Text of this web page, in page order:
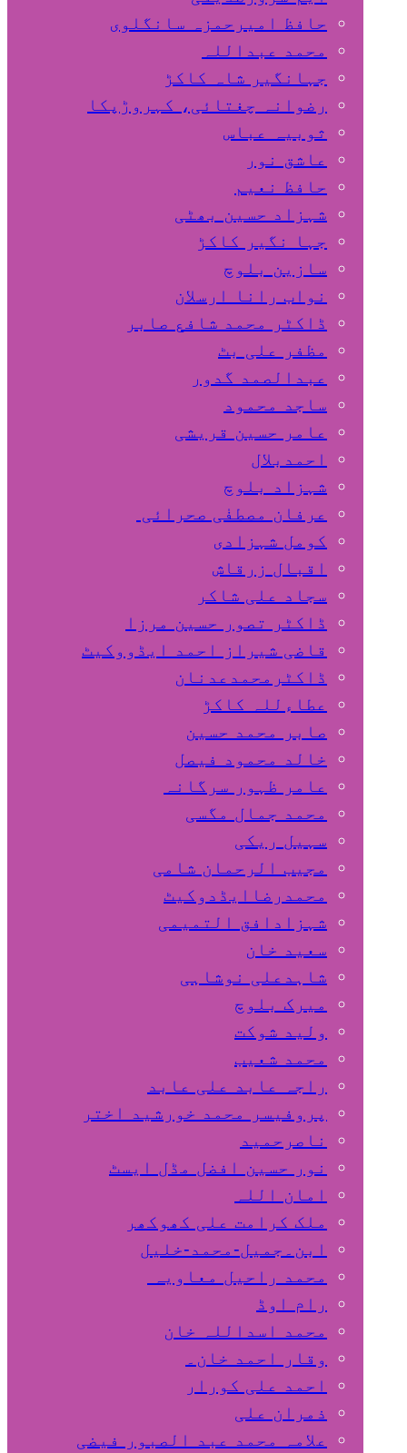
حافظ امیرحمزہ سانگلوی
محمد عبداللہ
جہانگیر شاہ کاکڑ
رضوانہ چغتائی، کہروڑپکا
ثوبیہ عباس
عاشق نور
حافظ نعیم
شہزاد حسین بھٹی
جہا نگیر کاکڑ
سازین بلوچ
نواب رانا ارسلان
ڈاکٹر محمد شافع صابر
مظفر علی بٹ
عبدالصمد گدور
ساجد محمود
عامر حسین قریشی
اﺣﻤﺪﺑﻼل
شہزاد بلوچ
عرفان مصطفٰی صحرائی
کومل شہزادی
اقبال زرقاش
سجاد علی شاکر
ڈاکٹر تصور حسین مرزا
قاضی شیراز احمد ایڈووکیٹ
ڈاکٹرمحمدعدنان
عطاءللہ کاکڑ
صابر محمد حسین
خالد محمود فیصل
عامر ظہور سرگانہ
محمد جمال مگسی
سہیل ريكی
مجیب الرحمان شامی
محمدرضاایڈدوکیٹ
شہزادافق التمیمی
سعید خان
شاہدعلی نوشاہی
میرک بلوچ
ولید شوکت
محمد شعیب
راجہ عابد علی عابد
پروفیسر محمد خورشید اختر
ناصرحمید
نور حسین افضل مڈل ایسٹ
امان اللہ
ملک کرامت علی کھوکھر
ابن۔جمیل-محمد-خلیل
محمد راحیل معاویہ
رام اوڈ
محمد اسداللہ خان
وقار احمد خان۔
احمد علی کورار
ذمران علی
علامہ محمد عبد الصبور فیضی